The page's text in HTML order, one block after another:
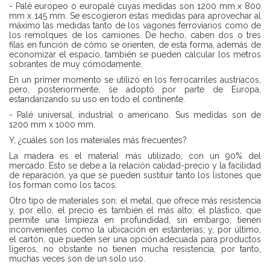
- Palé europeo o europalé cuyas medidas son 1200 mm x 800
mm x 145 mm. Se escogieron estas medidas para aprovechar al
máximo las medidas tanto de los vagones ferroviarios como de
los remolques de los camiones. De hecho, caben dos o tres
filas en función de cómo se orienten, de esta forma, además de
economizar el espacio, también se pueden calcular los metros
sobrantes de muy cómodamente.
En un primer momento se utilizó en los ferrocarriles austríacos,
pero, posteriormente, se adoptó por parte de Europa,
estandarizando su uso en todo el continente.
- Palé universal, industrial o americano. Sus medidas son de
1200 mm x 1000 mm.
Y, ¿cuáles son los materiales más frecuentes?
La madera es el material más utilizado, con un 90% del
mercado. Esto se debe a la relación calidad-precio y la facilidad
de reparación, ya que se pueden sustituir tanto los listones que
los forman como los tacos.
Otro tipo de materiales son: el metal, que ofrece más resistencia
y, por ello, el precio es también el más alto; el plástico, que
permite una limpieza en profundidad, sin embargo, tienen
inconvenientes como la ubicación en estanterías; y, por último,
el cartón, que pueden ser una opción adecuada para productos
ligeros, no obstante no tienen mucha resistencia, por tanto,
muchas veces son de un solo uso.